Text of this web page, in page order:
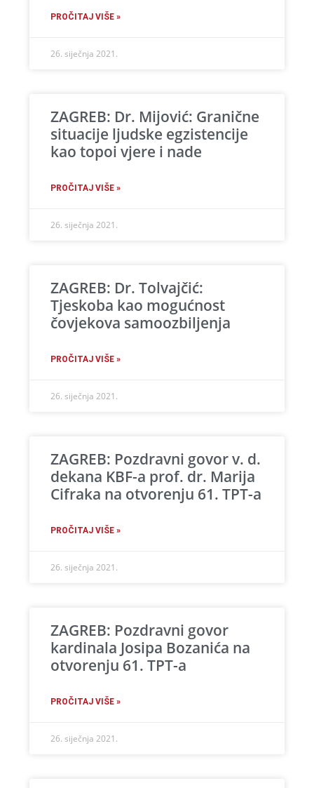
PROČITAJ VIŠE »
26. siječnja 2021.
ZAGREB: Dr. Mijović: Granične
situacije ljudske egzistencije
kao topoi vjere i nade
PROČITAJ VIŠE »
26. siječnja 2021.
ZAGREB: Dr. Tolvajčić:
Tjeskoba kao mogućnost
čovjekova samoozbiljenja
PROČITAJ VIŠE »
26. siječnja 2021.
ZAGREB: Pozdravni govor v. d.
dekana KBF-a prof. dr. Marija
Cifraka na otvorenju 61. TPT-a
PROČITAJ VIŠE »
26. siječnja 2021.
ZAGREB: Pozdravni govor
kardinala Josipa Bozanića na
otvorenju 61. TPT-a
PROČITAJ VIŠE »
26. siječnja 2021.